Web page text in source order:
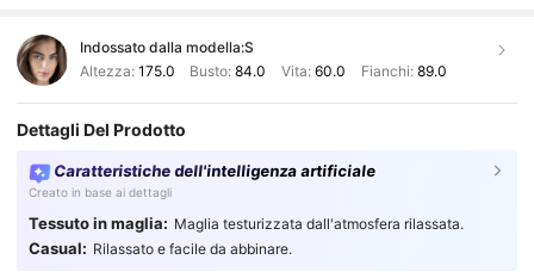
Indossato dalla modella:S
Altezza: 175.0 Busto:84.0 Vita: 60.0 Fianchi: 89.0
Dettagli Del Prodotto
Caratteristiche dell'intelligenza artificiale
Creato in base ai dettagli
Tessuto in maglia: Maglia testurizzata dall'atmosfera rilassata.
Casual: Rilassato e facile da abbinare.